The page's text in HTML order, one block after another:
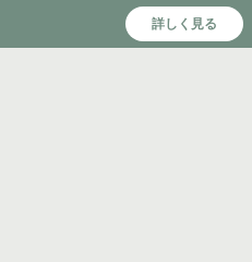
詳しく見る